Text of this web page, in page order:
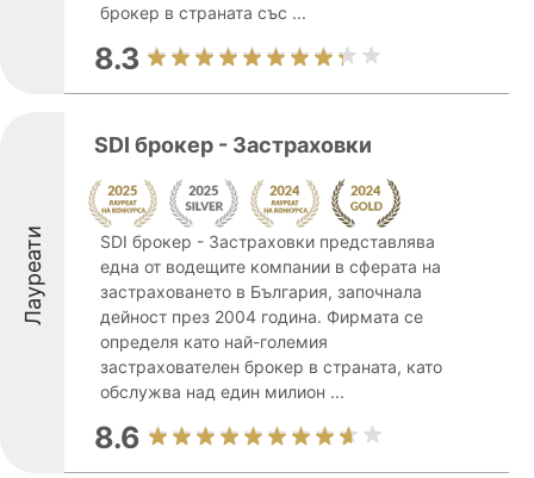
брокер в страната със ...
8.3
Лауреати
SDI брокер - Застраховки
SDI брокер - Застраховки представлява
една от водещите компании в сферата на
застраховането в България, започнала
дейност през 2004 година. Фирмата се
определя като най-големия
застрахователен брокер в страната, като
обслужва над един милион ...
8.6